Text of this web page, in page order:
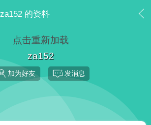
za152 的资料
点击重新加载
za152
加为好友 发消息